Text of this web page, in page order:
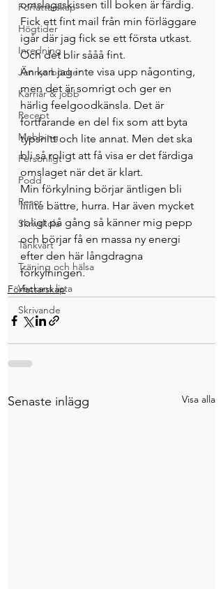
Författarskap
Högtider
Inredning
Jennys böcker
Karriär & jobb
Recept
Mobbing
Personligt
Podd
Resor
Skrivskola
Tänkvärt
Träning och hälsa
Veckans lista
Skrivande
omslagsskissen till boken är färdig.
Fick ett fint mail från min förläggare
igår där jag fick se ett första utkast.
Och det blir sååå fint.
Än kan jag inte visa upp någonting,
men det är somrigt och ger en
härlig feelgoodkänsla. Det är
fortfarande en del fix som att byta
typsnitt och lite annat. Men det ska
bli så roligt att få visa er det färdiga
omslaget när det är klart.
Min förkylning börjar äntligen bli
liiiite bättre, hurra. Har även mycket
roligt på gång så känner mig pepp
och börjar få en massa ny energi
efter den här långdragna
förkylningen.
Författarskap
Senaste inlägg Visa alla